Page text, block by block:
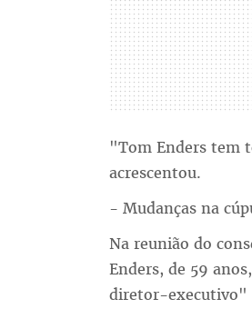
"Tom Enders tem
acrescentou.
- Mudanças na
Na reunião do
Enders, de 59
diretor-executivo"